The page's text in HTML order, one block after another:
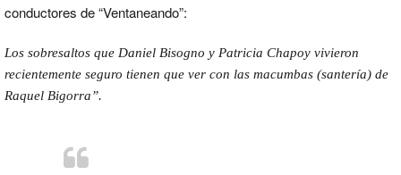
conductores de “Ventaneando”:
Los sobresaltos que Daniel Bisogno y Patricia Chapoy vivieron
recientemente seguro tienen que ver con las macumbas (santería) de
Raquel Bigorra”.